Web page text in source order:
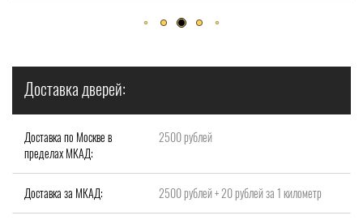
Доставка дверей:
Доставка по Москве в
пределах МКАД:
2500 рублей
Доставка за МКАД: 2500 рублей + 20 рублей за 1 километр